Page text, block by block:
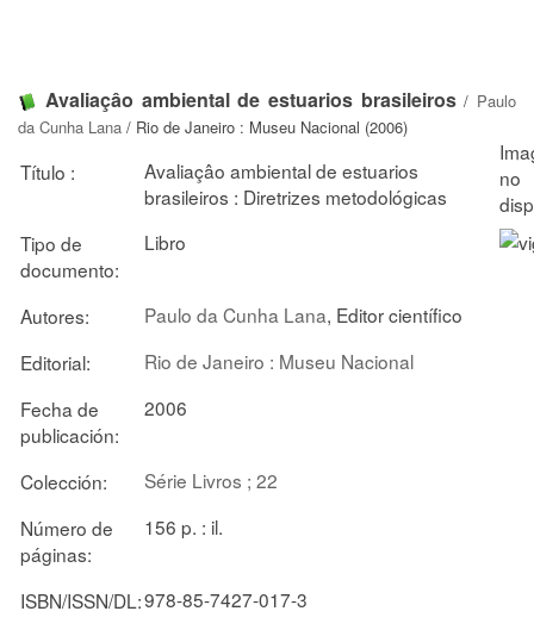
Avaliaçâo ambiental de estuarios brasileiros/ Paulo
da Cunha Lana / Rio de Janeiro : Museu Nacional (2006)
Título :
Avaliaçâo ambiental de estuarios
brasileiros : Diretrizes metodológicas
Tipo de
documento:
Libro
Autores: Paulo da Cunha Lana, Editor científico
Editorial:
Rio de Janeiro : Museu Nacional
Fecha de
publicación:
2006
Colección:
Série Livros ; 22
Número de
páginas:
156 p. : il.
ISBN/ISSN/DL:978-85-7427-017-3